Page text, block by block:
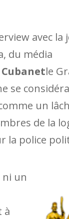
avec la
du média
Cubanetle
se
un
de la
la police
un
à